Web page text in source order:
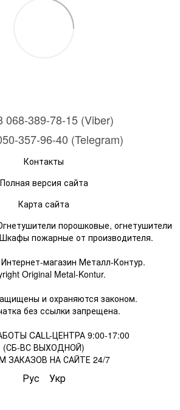
389-78-15 (Viber)
357-96-40 (Telegram)
Контакты
Полная версия сайта
Карта сайта
порошковые, огнетушители
пожарные от производителя.
магазин Металл-Контур.
Original Metal-Kontur.
и охраняются законом.
без ссылки запрещена.
CALL-ЦЕНТРА 9:00-17:00
(СБ-ВС ВЫХОДНОЙ)
ЗАКАЗОВ НА САЙТЕ 24/7
Рус Укр